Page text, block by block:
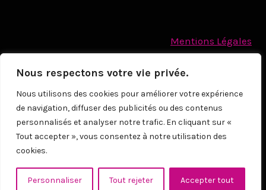
Nous respectons votre vie privée.
Nous utilisons des cookies pour améliorer votre expérience
de navigation, diffuser des publicités ou des contenus
personnalisés et analyser notre trafic. En cliquant sur «
Tout accepter », vous consentez à notre utilisation des
cookies.
Personnaliser Tout rejeter Accepter tout
E
M
E
N
T
Mentions Légales
Politique des cookies
Protection des Données à caractère personnel
© 2026